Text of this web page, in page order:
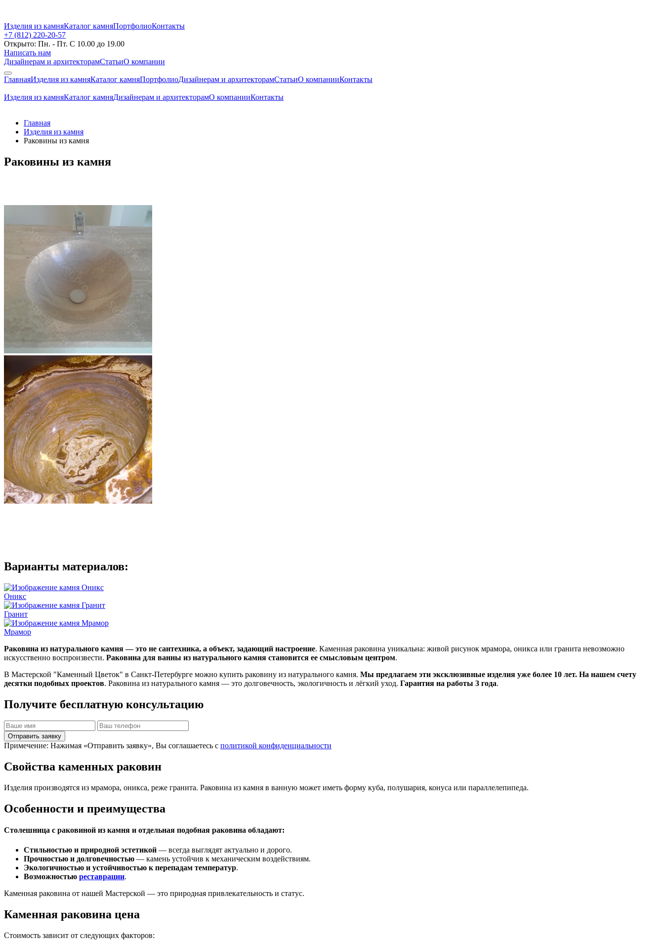
Изделия из камняКаталог камняПортфолиоКонтакты
+7 (812) 220-20-57
Открыто: Пн. - Пт. С 10.00 до 19.00
Написать нам
Дизайнерам и архитекторамСтатьиО компании
ГлавнаяИзделия из камняКаталог камняПортфолиоДизайнерам и архитекторамСтатьиО компанииКонтакты
Изделия из камняКаталог камняДизайнерам и архитекторамО компанииКонтакты
Главная
Изделия из камня
Раковины из камня
Раковины из камня
Варианты материалов:
Оникс
Гранит
Мрамор
Раковина из натурального камня — это не сантехника, а объект, задающий настроение. Каменная раковина уникальна: живой рисунок мрамора, оникса или гранита невозможно
искусственно воспроизвести. Раковина для ванны из натурального камня становится ее смысловым центром.
В Мастерской "Каменный Цветок" в Санкт-Петербурге можно купить раковину из натурального камня. Мы предлагаем эти эксклюзивные изделия уже более 10 лет. На нашем счету
десятки подобных проектов. Раковина из натурального камня — это долговечность, экологичность и лёгкий уход. Гарантия на работы 3 года.
Получите бесплатную консультацию
Отправить заявку
Примечение: Нажимая «Отправить заявку», Вы соглашаетесь с политикой конфиденциальности
Свойства каменных раковин
Изделия производятся из мрамора, оникса, реже гранита. Раковина из камня в ванную может иметь форму куба, полушария, конуса или параллелепипеда.
Особенности и преимущества
Столешница с раковиной из камня и отдельная подобная раковина обладают:
Стильностью и природной эстетикой — всегда выглядят актуально и дорого.
Прочностью и долговечностью — камень устойчив к механическим воздействиям.
Экологичностью и устойчивостью к перепадам температур.
Возможностью реставрации.
Каменная раковина от нашей Мастерской — это природная привлекательность и статус.
Каменная раковина цена
Стоимость зависит от следующих факторов: